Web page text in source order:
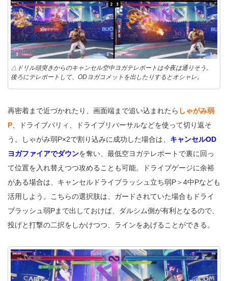
△ドリル頭突きからのキャンセル空中ヨガテレポートは今夜は通りそう。
後ろにテレポートして、ODヨガコメットを出したりするとオシャレ。
再密着まで近づかれたり、画面端まで追い込まれたら しゃがみ弱
P 、ドライブパリィ、ドライブリバーサルなどを使って切り返そ
う。しゃがみ弱P×2で割り込みに成功した場合は、 キャンセルOD
ヨガファイアでダウンを奪い、最低空ヨガテレポートで裏に回っ
て位置を入れ替えつつ攻めることも可能。ドライブゲージに余裕
がある場合は、キャンセルドライブラッシュ立ち弱P＞4中Pなども
活用しよう。こちらの選択肢は、ガードされていた場合もドライ
ブラッシュ弱Pまで出しておけば、ダルシム側が有利となるので、
投げと打撃の二択をしかけつつ、ラインをあげることができる。